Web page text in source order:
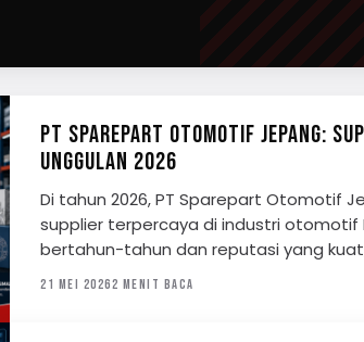
PT SPAREPART OTOMOTIF JEPANG:
UNGGULAN 2026
Di tahun 2026, PT Sparepart Otomotif
supplier terpercaya di industri otomotif
bertahun-tahun dan reputasi yang
21 MEI 20262 MENIT BACA